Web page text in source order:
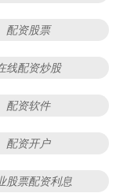
配资股票
线配资炒股
配资软件
配资开户
股票配资利息